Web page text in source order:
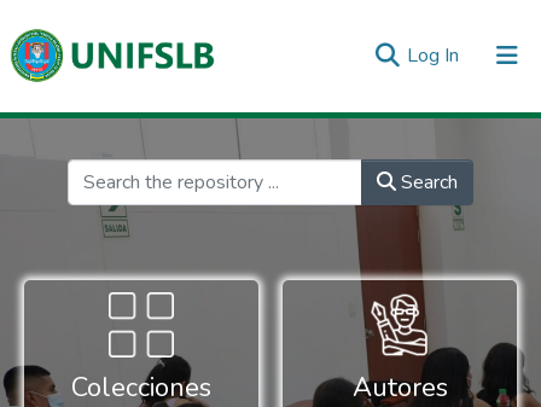
Log In (current)
Communities & Collections
Search
Colecciones Autores